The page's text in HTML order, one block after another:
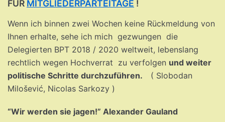
FÜR MITGLIEDERPARTEITAGE ​ !
Wenn ich binnen zwei Wochen keine Rückmeldung von
Ihnen erhalte, sehe ich mich gezwungen die
Delegierten BPT 2018 / 2020 weltweit, lebenslang
rechtlich wegen Hochverrat zu verfolgen und weiter
politische Schritte durchzuführen. ( Slobodan
Milošević, Nicolas Sarkozy )
“Wir werden sie jagen!” Alexander Gauland